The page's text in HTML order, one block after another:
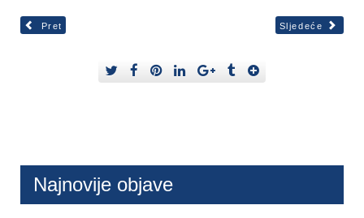
Pret Sljedeće
Najnovije objave